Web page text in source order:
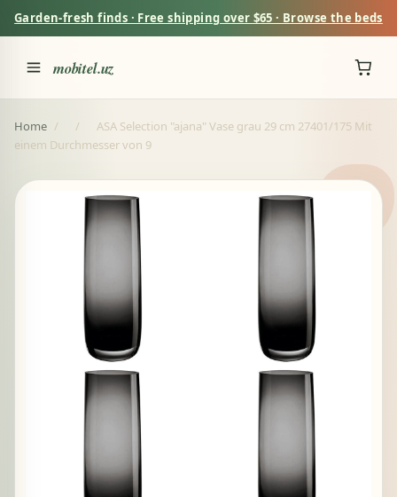
Garden-fresh finds · Free shipping over $65 · Browse the beds
mobitel.uz
Home / /
ASA Selection "ajana" Vase grau 29 cm 27401/175 Mit
einem Durchmesser von 9